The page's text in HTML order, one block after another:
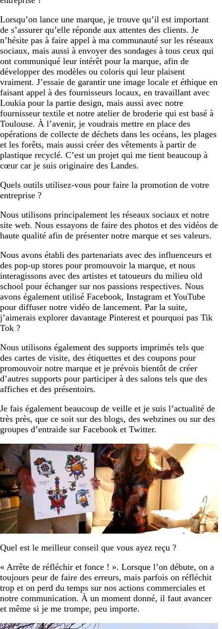
Lorsqu’on lance une marque, je trouve qu’il est important
de s’assurer qu’elle réponde aux attentes des clients. Je
n’hésite pas à faire appel à ma communauté sur les réseaux
sociaux, mais aussi à envoyer des sondages à tous ceux qui
ont communiqué leur intérêt pour la marque, afin de
développer des modèles ou coloris qui leur plaisent
vraiment. J’essaie de garantir une image locale et éthique en
faisant appel à des fournisseurs locaux, en travaillant avec
Loukia pour la partie design, mais aussi avec notre
fournisseur textile et notre atelier de broderie qui est basé à
Toulouse. À l’avenir, je voudrais mettre en place des
opérations de collecte de déchets dans les océans, les plages
et les forêts, mais aussi créer des vêtements à partir de
plastique recyclé. C’est un projet qui me tient beaucoup à
cœur car je suis originaire des Landes.
Quels outils utilisez-vous pour faire la promotion de votre
entreprise ?
Nous utilisons principalement les réseaux sociaux et notre
site web. Nous essayons de faire des photos et des vidéos de
haute qualité afin de présenter notre marque et ses valeurs.
Nous avons établi des partenariats avec des influenceurs et
des pop-up stores pour promouvoir la marque, et nous
interagissons avec des artistes et tatoueurs du milieu old
school pour échanger sur nos passions respectives. Nous
avons également utilisé Facebook, Instagram et YouTube
pour diffuser notre vidéo de lancement. Par la suite,
j’aimerais explorer davantage Pinterest et pourquoi pas Tik
Tok ?
Nous utilisons également des supports imprimés tels que
des cartes de visite, des étiquettes et des coupons pour
promouvoir notre marque et je prévois bientôt de créer
d’autres supports pour participer à des salons tels que des
affiches et des présentoirs.
Je fais également beaucoup de veille et je suis l’actualité de
très près, que ce soit sur des blogs, des webzines ou sur des
groupes d’entraide sur Facebook et Twitter.
Quel est le meilleur conseil que vous ayez reçu ?
« Arrête de réfléchir et fonce ! ». Lorsque l’on débute, on a
toujours peur de faire des erreurs, mais parfois on réfléchit
trop et on perd du temps sur nos actions commerciales et
notre communication. À un moment donné, il faut avancer
et même si je me trompe, peu importe.